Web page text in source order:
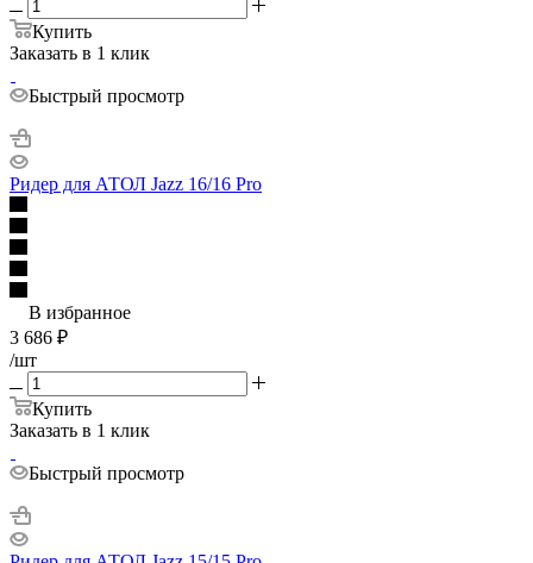
Купить
Заказать в 1 клик
Быстрый просмотр
Ридер для АТОЛ Jazz 16/16 Pro
В избранное
3 686 ₽
/шт
Купить
Заказать в 1 клик
Быстрый просмотр